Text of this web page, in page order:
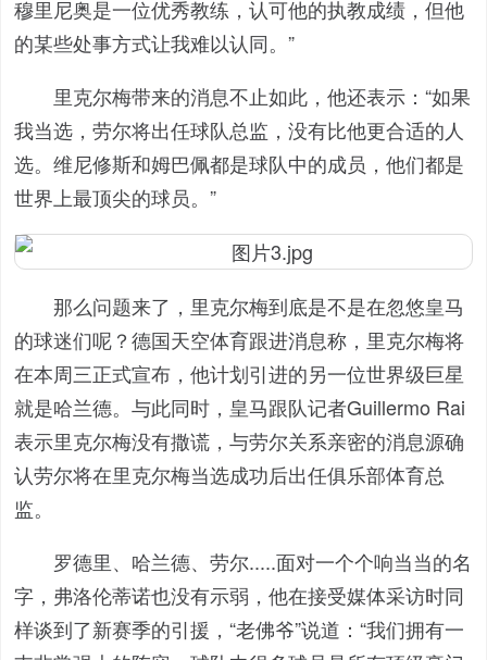
穆里尼奥是一位优秀教练，认可他的执教成绩，但他
的某些处事方式让我难以认同。”
里克尔梅带来的消息不止如此，他还表示：“如果
我当选，劳尔将出任球队总监，没有比他更合适的人
选。 维尼修斯和姆巴佩都是球队中的成员，他们都是
世界上最顶尖的球员。”
那么问题来了，里克尔梅到底是不是在忽悠皇马
的球迷们呢？德国天空体育跟进消息称，里克尔梅将
在本周三正式宣布，他计划引进的另一位世界级巨星
就是哈兰德。与此同时，皇马跟队记者Guillermo Rai
表示里克尔梅没有撒谎，与劳尔关系亲密的消息源确
认劳尔将在里克尔梅当选成功后出任俱乐部体育总
监。
罗德里、哈兰德、劳尔.....面对一个个响当当的名
字，弗洛伦蒂诺也没有示弱，他在接受媒体采访时同
样谈到了新赛季的引援，“老佛爷”说道：“我们拥有一